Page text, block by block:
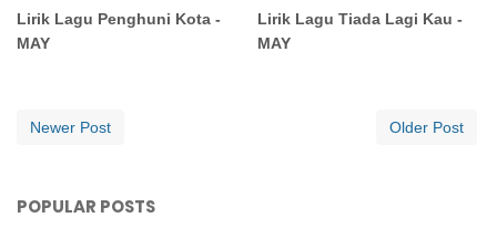
Lirik Lagu Penghuni Kota -
MAY
Lirik Lagu Tiada Lagi Kau -
MAY
Newer Post Older Post
POPULAR POSTS